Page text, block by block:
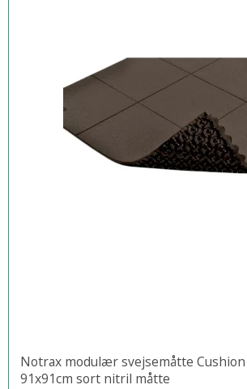
Notrax modulær svejsemåtte Cushion
91x91cm sort nitril måtte